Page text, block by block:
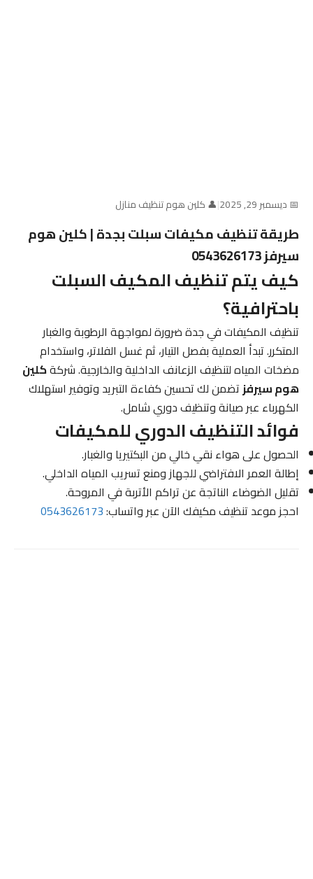
📅 ديسمبر 29, 2025 |👤 كلين هوم تنظيف منازل
طريقة تنظيف مكيفات سبلت بجدة | كلين هوم
سيرفز 0543626173
كيف يتم تنظيف المكيف السبلت
باحترافية؟
تنظيف المكيفات في جدة ضرورة لمواجهة الرطوبة والغبار
المتكرر. تبدأ العملية بفصل التيار، ثم غسل الفلاتر، واستخدام
مضخات المياه لتنظيف الزعانف الداخلية والخارجية. شركةكلين
هوم سيرفزتضمن لك تحسين كفاءة التبريد وتوفير استهلاك
الكهرباء عبر صيانة وتنظيف دوري شامل.
فوائد التنظيف الدوري للمكيفات
الحصول على هواء نقي خالي من البكتيريا والغبار.
إطالة العمر الافتراضي للجهاز ومنع تسريب المياه الداخلي.
تقليل الضوضاء الناتجة عن تراكم الأتربة في المروحة.
احجز موعد تنظيف مكيفك الآن عبر واتساب:0543626173